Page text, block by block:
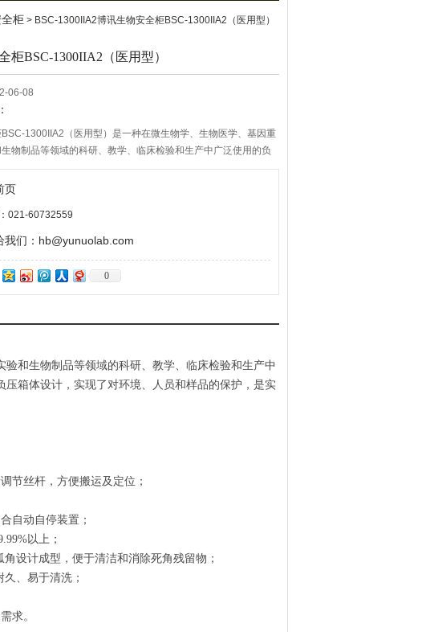
柜 > BSC-1300IIA2博讯生物安全柜BSC-1300IIA2（医用型）
柜BSC-1300IIA2（医用型）
06-08
1300IIA2（医用型）是一种在微生物学、生物医学、基因重
物制品等领域的科研、教学、临床检验和生产中广泛使用的负
用了当前的空气净化技术和负压箱体设计，实现了对环境、人
，是实验室生物安全一级防护屏障中基本的安全防护设备。
页
021-60732559
我们：hb@yunuolab.com
0
和生物制品等领域的科研、教学、临床检验和生产中
箱体设计，实现了对环境、人员和样品的保护，是实
节丝杆，方便搬运及定位；
自动自停装置；
以上；
设计成型，便于清洁和消除死角残留物；
、易于清洗；
求。